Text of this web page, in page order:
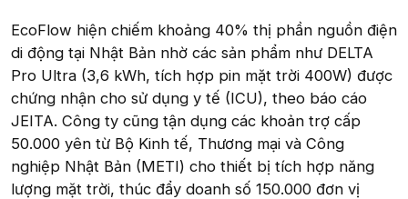
EcoFlow hiện chiếm khoảng 40% thị phần nguồn điện
di động tại Nhật Bản nhờ các sản phẩm như DELTA
Pro Ultra (3,6 kWh, tích hợp pin mặt trời 400W) được
chứng nhận cho sử dụng y tế (ICU), theo báo cáo
JEITA. Công ty cũng tận dụng các khoản trợ cấp
50.000 yên từ Bộ Kinh tế, Thương mại và Công
nghiệp Nhật Bản (METI) cho thiết bị tích hợp năng
lượng mặt trời, thúc đẩy doanh số 150.000 đơn vị